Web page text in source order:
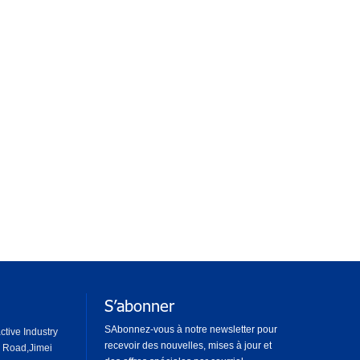
Industry
S’abonner
SAbonnez-vous à notre newsletter pour
recevoir des nouvelles, mises à jour et